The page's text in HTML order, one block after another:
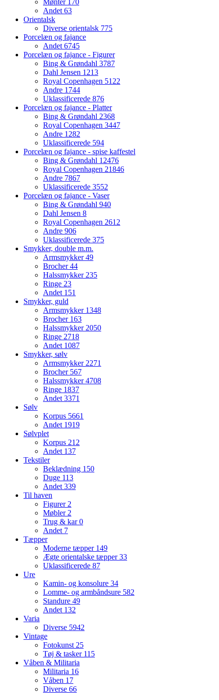
Mønter 170
Andet63
Orientalsk
Diverse orientalsk 775
Porcelæn og fajance
Andet6745
Porcelæn og fajance - Figurer
Bing & Grøndahl 3787
Dahl Jensen 1213
Royal Copenhagen 5122
Andre 1744
Uklassificerede 876
Porcelæn og fajance - Platter
Bing & Grøndahl 2368
Royal Copenhagen 3447
Andre 1282
Uklassificerede 594
Porcelæn og fajance - spise kaffestel
Bing & Grøndahl 12476
Royal Copenhagen 21846
Andre 7867
Uklassificerede 3552
Porcelæn og fajance - Vaser
Bing & Grøndahl 940
Dahl Jensen 8
Royal Copenhagen 2612
Andre 906
Uklassificerede 375
Smykker, double m.m.
Armsmykker49
Brocher44
Halssmykker235
Ringe 23
Andet 151
Smykker, guld
Armsmykker 1348
Brocher 163
Halssmykker2050
Ringe 2718
Andet 1087
Smykker, sølv
Armsmykker2271
Brocher 567
Halssmykker4708
Ringe 1837
Andet3371
Sølv
Korpus 5661
Andet 1919
Sølvplet
Korpus 212
Andet 137
Tekstiler
Beklædning 150
Duge 113
Andet339
Til haven
Figurer2
Møbler2
Trug & kar0
Andet 7
Tæpper
Moderne tæpper 149
Ægte orientalske tæpper33
Uklassificerede 87
Ure
Kamin- og konsolure 34
Lomme- og armbåndsure 582
Standure 49
Andet 132
Varia
Diverse 5942
Vintage
Fotokunst25
Tøj & tasker 115
Våben & Militaria
Militaria 16
Våben 17
Diverse 66